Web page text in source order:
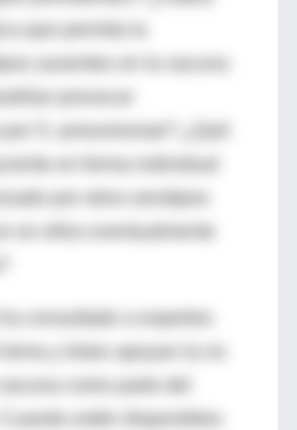
que permita la
ausentes en la vacuna
en forma individual
y éstos apoyan la no